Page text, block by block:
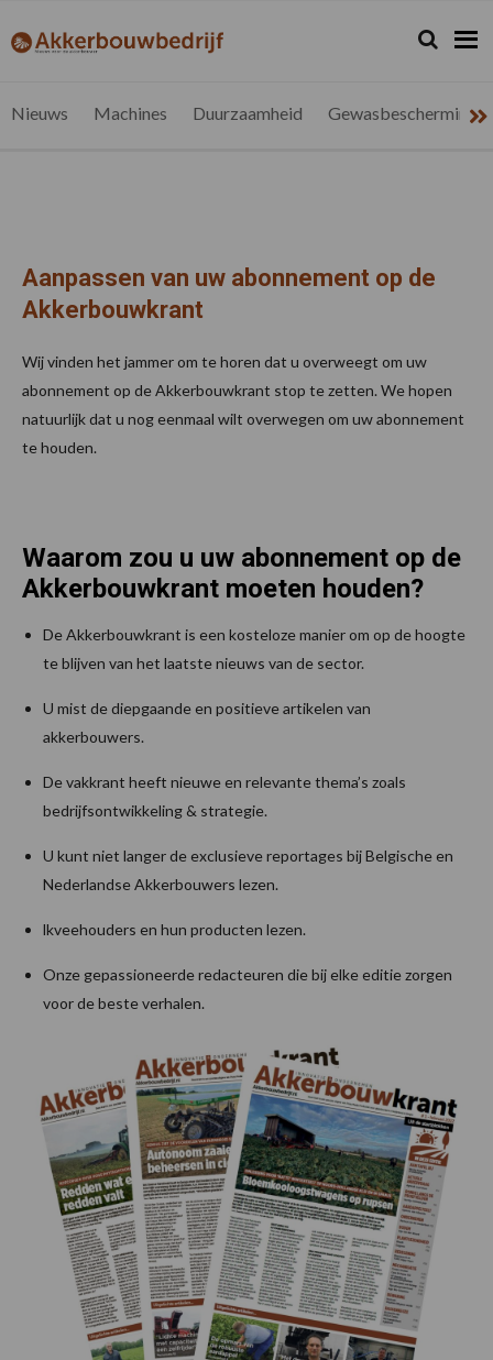
de
de
de
akkerbouwbedrijf.be
Nieuws
Zoeken...
Zoek
Nieuws Machines Duurzaamheid Gewasbescherming
Aanpassen van uw abonnement op de
Akkerbouwkrant
Wij vinden het jammer om te horen dat u overweegt om uw
abonnement op de Akkerbouwkrant stop te zetten. We hopen
natuurlijk dat u nog eenmaal wilt overwegen om uw abonnement
te houden.
Waarom zou u uw abonnement op de
Akkerbouwkrant moeten houden?
De Akkerbouwkrant is een kosteloze manier om op de hoogte
te blijven van het laatste nieuws van de sector.
U mist de diepgaande en positieve artikelen van
akkerbouwers.
De vakkrant heeft nieuwe en relevante thema’s zoals
bedrijfsontwikkeling & strategie.
U kunt niet langer de exclusieve reportages bij Belgische en
Nederlandse Akkerbouwers lezen.
lkveehouders en hun producten lezen.
Onze gepassioneerde redacteuren die bij elke editie zorgen
voor de beste verhalen.